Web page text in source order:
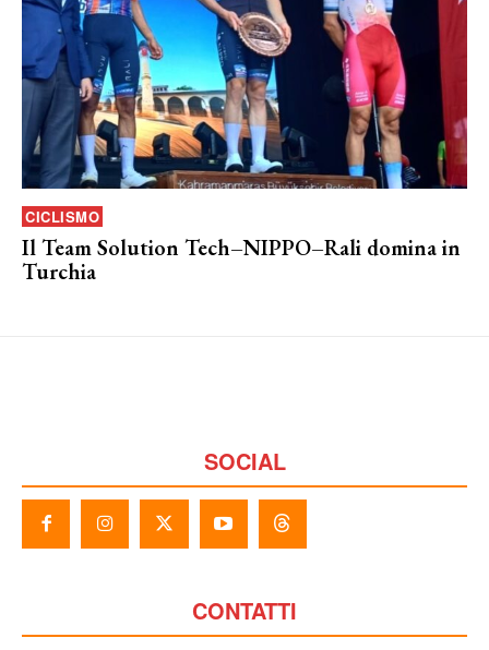
CICLISMO
Il Team Solution Tech–NIPPO–Rali domina in
Turchia
SOCIAL
CONTATTI